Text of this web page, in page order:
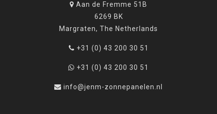
Aan de Fremme 51B
6269 BK
Margraten, The Netherlands
+31 (0) 43 200 30 51
+31 (0) 43 200 30 51
info@jenm-zonnepanelen.nl